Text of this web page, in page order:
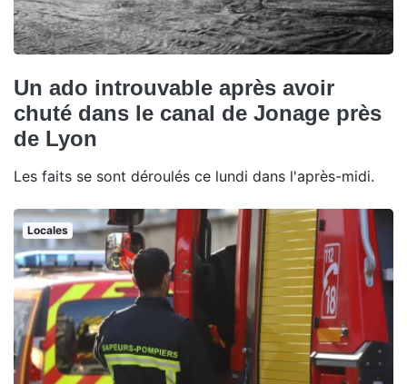
Un ado introuvable après avoir
chuté dans le canal de Jonage près
de Lyon
Les faits se sont déroulés ce lundi dans l'après-midi.
Locales